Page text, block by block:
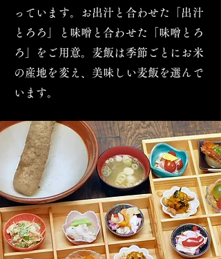
っています。お出汁と合わせた「出汁
とろろ」と味噌と合わせた「味噌とろ
ろ」をご用意。麦飯は季節ごとにお米
の産地を変え、美味しい麦飯を選んで
います。